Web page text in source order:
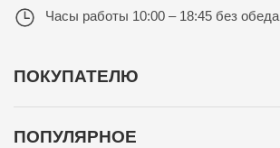
Часы работы 10:00 – 18:45 без обеда
ПОКУПАТЕЛЮ
ПОПУЛЯРНОЕ